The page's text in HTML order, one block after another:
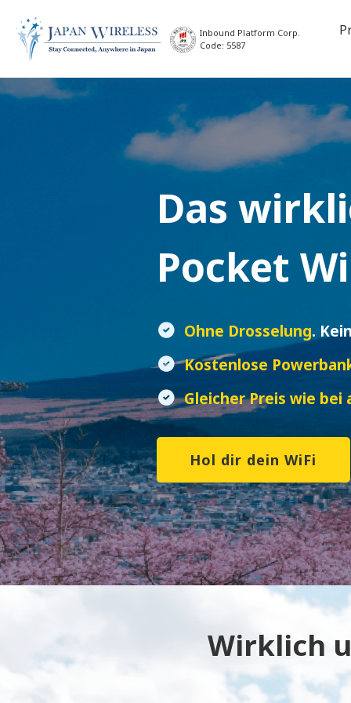
Inbound Platform Corp.
Code: 5587
Das
Pocket
Ohne Drosselung.
Kostenlose
Gleicher Preis wie bei
Hol dir dein WiFi
Wirklich